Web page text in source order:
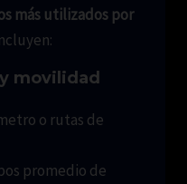
más utilizados por
movilidad
o rutas de
promedio de